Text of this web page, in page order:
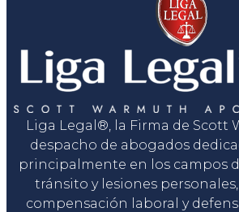
Liga Legal®, la Firma de Scott
despacho de abogados
principalmente en los campos
tránsito y lesiones
compensación laboral y